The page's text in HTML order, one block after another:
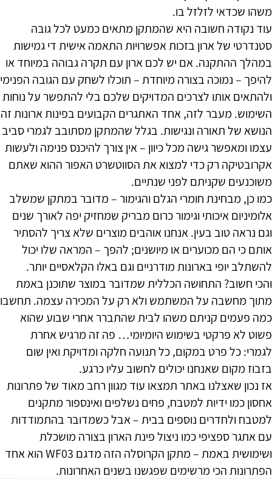
משהו שכדאי לזלזל בו.
עוד נקודה חשובה היא שהמתקן מתאים כמעט לכל גובה
סטנדרטי של ארון בזכות אפשרויות התאמה אישית די גמישות
במהלך ההתקנה. אם יש לכם ארון עם תקרה גבוהה במיוחד או
להיפך – נמוכה בצורה מיוחדת – תוכלו לשחק עם הגובה הפנימי
ולהתאים אותו לצרכים המדויקים שלכם בלי להתפשר על נוחות
השימוש. מעבר לזה, אחד האתגרים הקבועים בפינות ארונות זה
הנושא של תאורה ונגישות. בגלל שהמתקן מסתובב לגמרי סביב
עצמו ומאפשר גישה מכל כיוון – אין צורך להיכנס פנימה ולעשות
אקרובטיקה רק כדי למצוא את הסווטשרט האפור ההוא שאתם
משוכנעים שקניתם לפני שנתיים.
כמו כן, מבחינת חומרי הגלם והגימור – מדובר במתקן שמשלב
אלומיניום איכותי וגימור כרום מבריק שמחזיק יפה לאורך שנים
וגם נראה טוב בעין. אנחנו אוהבים מוצרים שלא צריך להסתיר
אותם כי הם מכוערים או מיושנים; להפך – המראה שלו יכול
להשתלב יופי בארונות מודרניים וגם באלו הקלאסיים יותר.
והכי חשוב? התחושה הכללית שמדובר במוצר שתוכנן באמת
מתוך מחשבה על המשתמש ולא רק על המכירה עצמה. תחשבו
כמה פעמים קניתם משהו לבית שהתברר אחרי שבוע שהוא
פשוט לא פרקטי בשימוש היומיומי… פה זה מרגיש אחרת
לגמרי: כל פרט במקום, כל תנועה חלקה ומדויקת ואין שום
בזבוז מקום שאנחנו יכולים לחשוב עליו כרגע.
אז נכון שאצלנו באתר תמצאו עוד מגוון רחב מאוד של פתרונות
אחסון כמו ידיות למטבח, פחים נשלפים ואינספור מתקנים
למטבח ולחדרים נוספים בבית – אבל כשמדובר בהתמודדות
עם אתגר ספציפי כמו ניצול פינת הארון בצורה מושכלת
ושימושית באמת – מתקן הקרוסלה הזה מדגם WF03 הוא אחד
הפתרונות הכי מרשימים שפגשנו בשנים האחרונות.